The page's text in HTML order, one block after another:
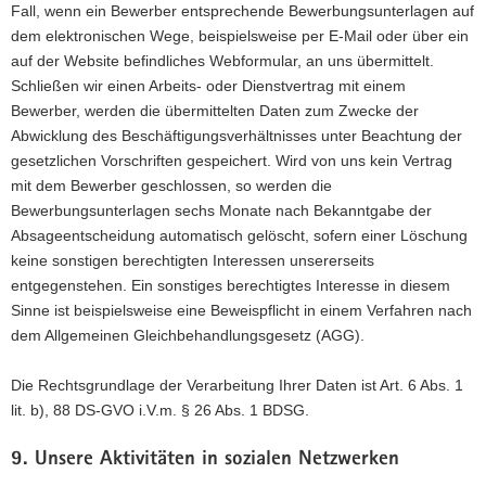
Fall, wenn ein Bewerber entsprechende Bewerbungsunterlagen auf
dem elektronischen Wege, beispielsweise per E-Mail oder über ein
auf der Website befindliches Webformular, an uns übermittelt.
Schließen wir einen Arbeits- oder Dienstvertrag mit einem
Bewerber, werden die übermittelten Daten zum Zwecke der
Abwicklung des Beschäftigungsverhältnisses unter Beachtung der
gesetzlichen Vorschriften gespeichert. Wird von uns kein Vertrag
mit dem Bewerber geschlossen, so werden die
Bewerbungsunterlagen sechs Monate nach Bekanntgabe der
Absageentscheidung automatisch gelöscht, sofern einer Löschung
keine sonstigen berechtigten Interessen unsererseits
entgegenstehen. Ein sonstiges berechtigtes Interesse in diesem
Sinne ist beispielsweise eine Beweispflicht in einem Verfahren nach
dem Allgemeinen Gleichbehandlungsgesetz (AGG).
Die Rechtsgrundlage der Verarbeitung Ihrer Daten ist Art. 6 Abs. 1
lit. b), 88 DS-GVO i.V.m. § 26 Abs. 1 BDSG.
9. Unsere Aktivitäten in sozialen Netzwerken